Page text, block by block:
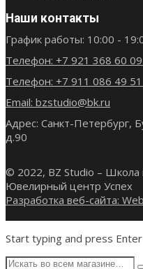
Наши контакты
График работы: 10:00 -
Телефон: +7 921 368 60
Телефон: +7 911 086 49
Email: bzstudio@bk.ru
Адрес: Санкт-Петербург,
д.90
© 2022, BZ Studio – Школа
Ювелирный центр Успех
Разработка веб-сайта:
Start typing and press